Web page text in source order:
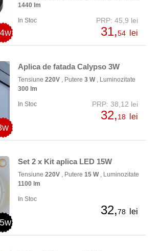
1440 lm
In Stoc PRP: 45,9 lei
31,54 lei
Aplica de fatada Calypso 3W
Tensiune 220V , Putere 3 W, Luminozitate
300 lm
In Stoc PRP: 38,12 lei
32,18 lei
Set 2 x Kit aplica LED 15W
Tensiune 220V , Putere 15 W, Luminozitate
1100 lm
In Stoc
32,78 lei